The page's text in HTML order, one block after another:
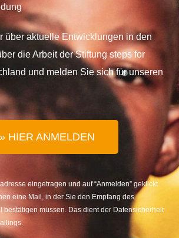
über aktuelle Entwicklungen in den
die Arbeit der Stiftung steps for
und melden Sie sich für unseren
» HIER ANMELDEN
eingetragen und auf “Anmelden” geklickt
eine Mail, in der Sie den Empfang des
bestätigen müssen. Das dient der Datensicherheit